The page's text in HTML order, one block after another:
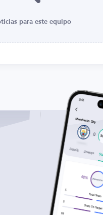
para este equipo